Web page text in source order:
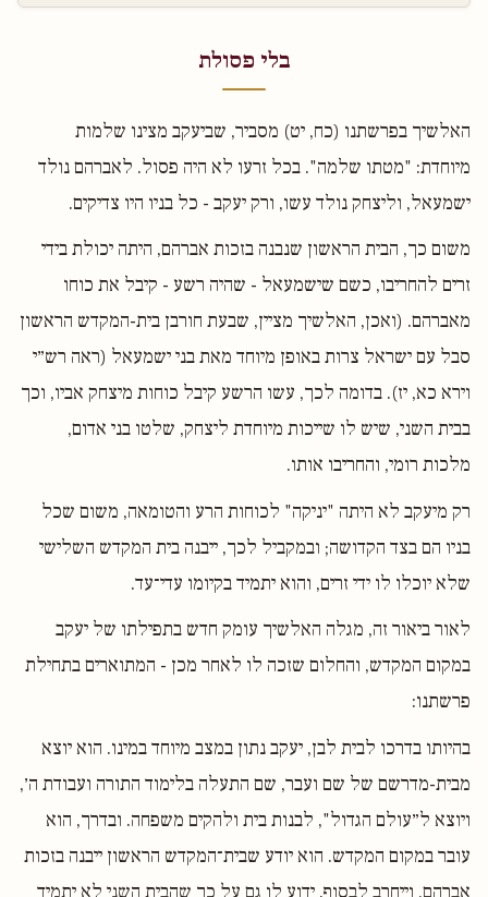
בלי פסולת
האלשיך בפרשתנו (כח, יט) מסביר, שביעקב מצינו שלמות
מיוחדת: "מטתו שלמה". בכל זרעו לא היה פסול. לאברהם נולד
ישמעאל, וליצחק נולד עשו, ורק יעקב - כל בניו היו צדיקים.
משום כך, הבית הראשון שנבנה בזכות אברהם, היתה יכולת בידי
זרים להחריבו, כשם שישמעאל - שהיה רשע - קיבל את כוחו
מאברהם. (ואכן, האלשיך מציין, שבעת חורבן בית-המקדש הראשון
סבל עם ישראל צרות באופן מיוחד מאת בני ישמעאל (ראה רש״י
וירא כא, יז). בדומה לכך, עשו הרשע קיבל כוחות מיצחק אביו, וכך
בבית השני, שיש לו שייכות מיוחדת ליצחק, שלטו בני אדום,
מלכות רומי, והחריבו אותו.
רק מיעקב לא היתה "יניקה" לכוחות הרע והטומאה, משום שכל
בניו הם בצד הקדושה; ובמקביל לכך, ייבנה בית המקדש השלישי
שלא יוכלו לו ידי זרים, והוא יתמיד בקיומו עדי־עד.
לאור ביאור זה, מגלה האלשיך עומק חדש בתפילתו של יעקב
במקום המקדש, והחלום שזכה לו לאחר מכן - המתוארים בתחילת
פרשתנו:
בהיותו בדרכו לבית לבן, יעקב נתון במצב מיוחד במינו. הוא יוצא
מבית-מדרשם של שם ועבר, שם התעלה בלימוד התורה ועבודת ה׳,
ויוצא ל״עולם הגדול", לבנות בית ולהקים משפחה. ובדרך, הוא
עובר במקום המקדש. הוא יודע שבית־המקדש הראשון ייבנה בזכות